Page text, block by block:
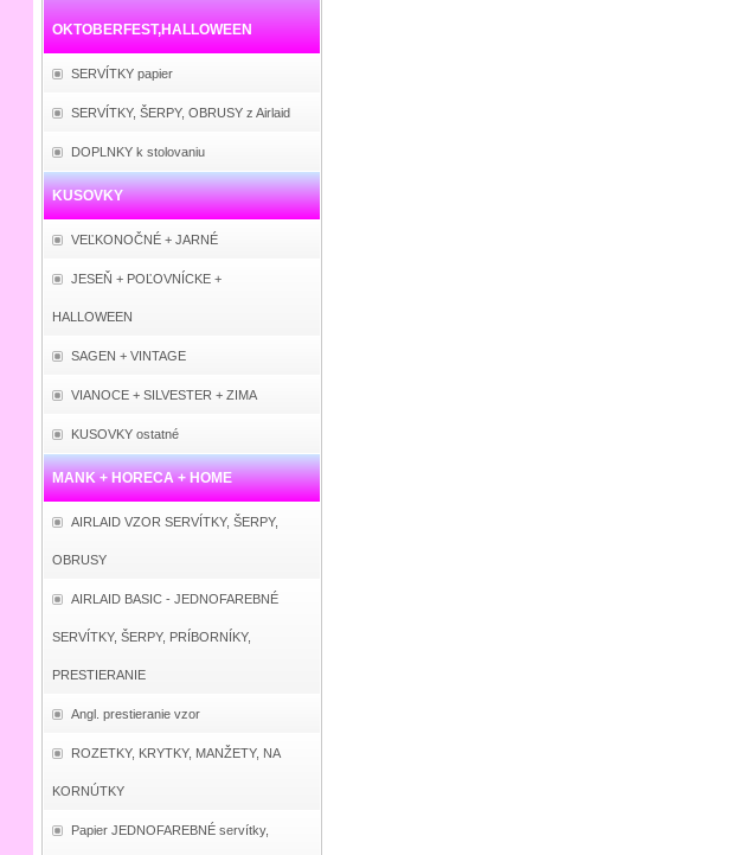
OKTOBERFEST,HALLOWEEN
SERVÍTKY papier
SERVÍTKY, ŠERPY, OBRUSY z Airlaid
DOPLNKY k stolovaniu
KUSOVKY
VEĽKONOČNÉ + JARNÉ
JESEŇ + POĽOVNÍCKE +
HALLOWEEN
SAGEN + VINTAGE
VIANOCE + SILVESTER + ZIMA
KUSOVKY ostatné
MANK + HORECA + HOME
AIRLAID VZOR SERVÍTKY, ŠERPY,
OBRUSY
AIRLAID BASIC - JEDNOFAREBNÉ
SERVÍTKY, ŠERPY, PRÍBORNÍKY,
PRESTIERANIE
Angl. prestieranie vzor
ROZETKY, KRYTKY, MANŽETY, NA
KORNÚTKY
Papier JEDNOFAREBNÉ servítky,